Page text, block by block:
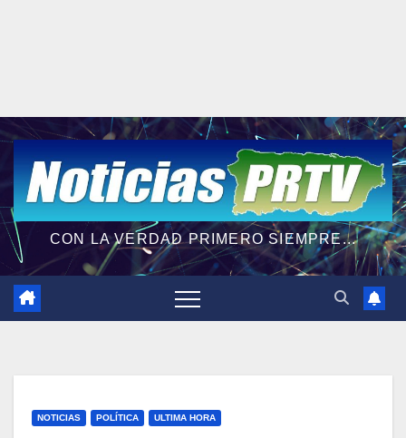
CON LA VERDAD PRIMERO SIEMPRE...
NOTICIAS POLÍTICA ULTIMA HORA